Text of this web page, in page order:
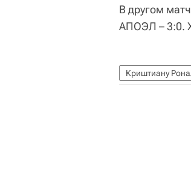
В другом
АПОЭЛ – 3:0.
Криштиану